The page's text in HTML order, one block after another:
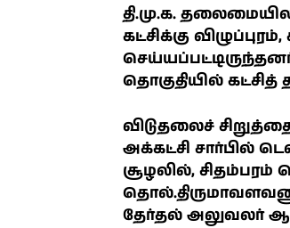
தி.மு.க.
கட்சிக்கு
தொகுதியில்
விடுதலைச்
அக்கட்சி சார்பில்
சூழலில், சிதம்பரம்
தேர்தல் அலுவலர்